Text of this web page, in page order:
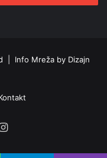
| Info Mreža by Dizajn
Instagram